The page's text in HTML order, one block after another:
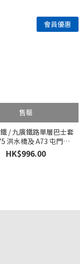
售罄
/ 九廣鐵路單層巴士套
洪水橋及 A73 屯門碼
頭)
HK$996.00